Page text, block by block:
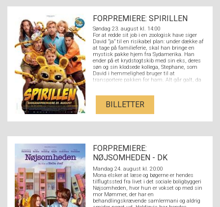
FORPREMIERE: SPIRILLEN
Søndag 23. august kl. 14:00
For at redde sit job i en zoologisk have siger
David ”ja” til en risikabel plan: under dække af
at tage på familieferie, skal han bringe en
mystisk pakke hjem fra Sydamerika. Han
ender på et krydstogtskib med sin eks, deres
søn og sin klodsede kollega, Stephane, som
David i hemmelighed bruger til at
transportere pakken for ham. Alt går galt, da
og deres tur forvandles til et fuldstændigt
BILLETTER
FORPREMIERE:
NØJSOMHEDEN - DK
UNDERTEKSTER
Mandag 24. august kl. 20:00
Mona elsker at læse og bøgerne er hendes
tilflugtssted fra livet i det sociale boligbyggeri
Nøjsomheden, hvor hun er vokset op med sin
mor Mømmer, der har en
behandlingskrævende samlermani og aldrig